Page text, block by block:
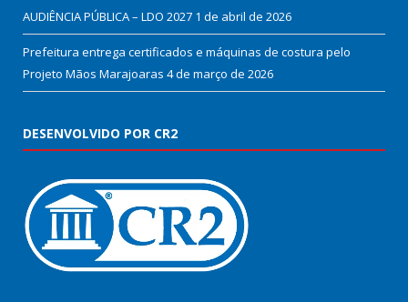
AUDIÊNCIA PÚBLICA – LDO 2027 1 de abril de 2026
Prefeitura entrega certificados e máquinas de costura pelo
Projeto Mãos Marajoaras 4 de março de 2026
DESENVOLVIDO POR CR2